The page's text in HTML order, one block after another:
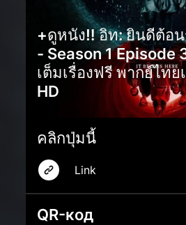
+ดูหนัง‼️ อิท: ยินดีต้อน
- Season 1 Episode
เต็มเรื่องฟรี พากย์ไทย
HD
คลิกปุ่มนี้
Link
QR-код